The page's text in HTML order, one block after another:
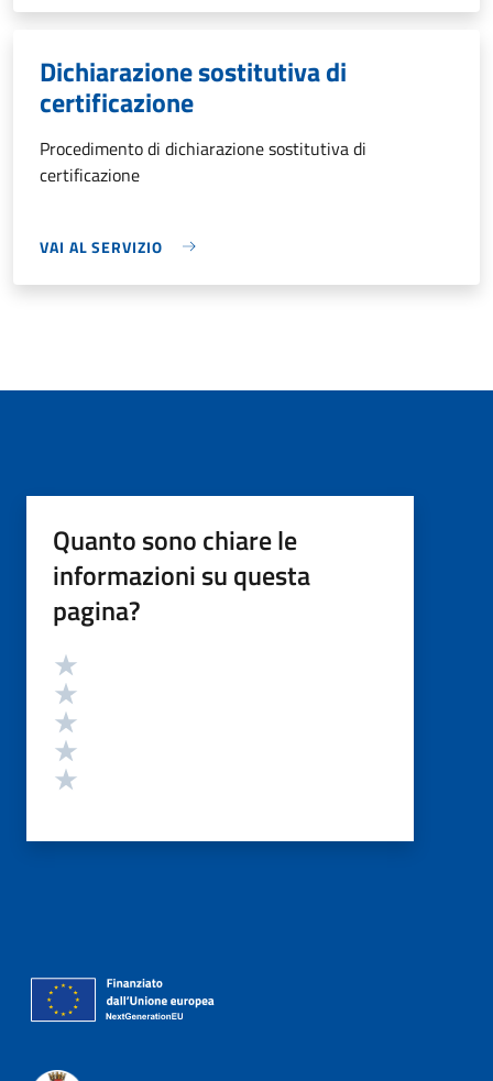
Dichiarazione sostitutiva di
certificazione
Procedimento di dichiarazione sostitutiva di
certificazione
VAI AL SERVIZIO
Quanto sono chiare le
informazioni su questa
pagina?
Valutazione